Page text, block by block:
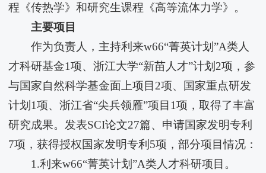
程《传热学》和研究生课程《高等流体力学》。
主要项目
作为负责人，主持利来w66“菁英计划”A类人
才科研基金1项、浙江大学“新苗人才”计划2项，参
与国家自然科学基金面上项目2项、国家重点研发
计划1项、浙江省“尖兵领雁”项目1项，取得了丰富
研究成果。发表SCI论文27篇、申请国家发明专利
7项，获得授权国家发明专利5项，部分项目情况：
1.利来w66“菁英计划”A类人才科研项目。